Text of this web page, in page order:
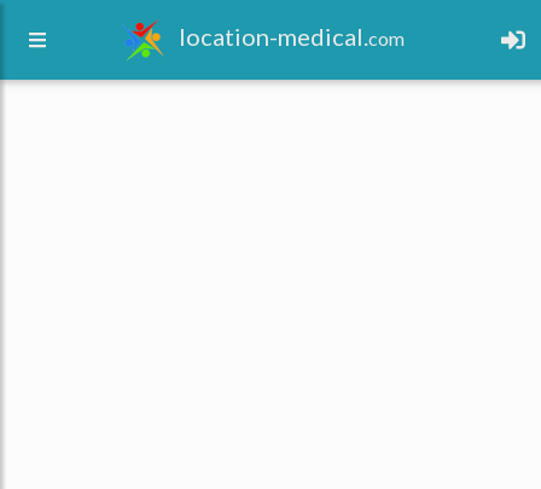
location-medical.com